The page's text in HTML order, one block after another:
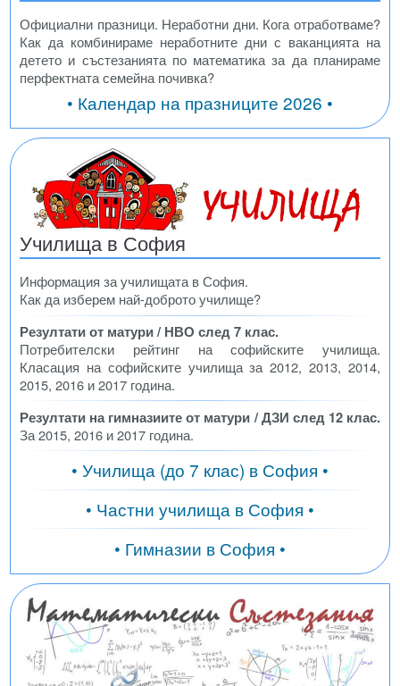
Официални празници. Неработни дни. Кога отработваме?
Как да комбинираме неработните дни с ваканцията на
детето и състезанията по математика за да планираме
перфектната семейна почивка?
• Календар на празниците 2026 •
Училища в София
Информация за училищата в София.
Как да изберем най-доброто училище?
Резултати от матури / НВО след 7 клас.
Потребителски рейтинг на софийските училища.
Класация на софийските училища за 2012, 2013, 2014,
2015, 2016 и 2017 година.
Резултати на гимназиите от матури / ДЗИ след 12 клас.
За 2015, 2016 и 2017 година.
• Училища (до 7 клас) в София •
• Частни училища в София •
• Гимназии в София •